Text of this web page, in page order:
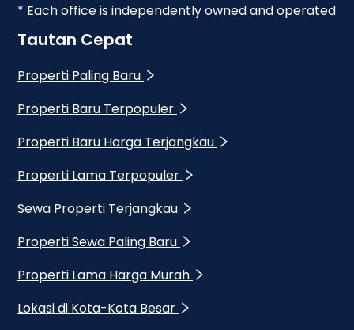
* Each office is independently owned and operated
Tautan Cepat
Properti Paling Baru
Properti Baru Terpopuler
Properti Baru Harga Terjangkau
Properti Lama Terpopuler
Sewa Properti Terjangkau
Properti Sewa Paling Baru
Properti Lama Harga Murah
Lokasi di Kota-Kota Besar